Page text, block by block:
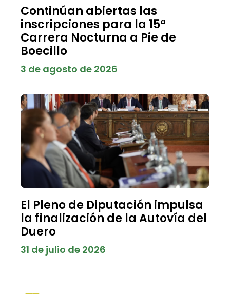
Continúan abiertas las
inscripciones para la 15ª
Carrera Nocturna a Pie de
Boecillo
3 de agosto de 2026
El Pleno de Diputación impulsa
la finalización de la Autovía del
Duero
31 de julio de 2026